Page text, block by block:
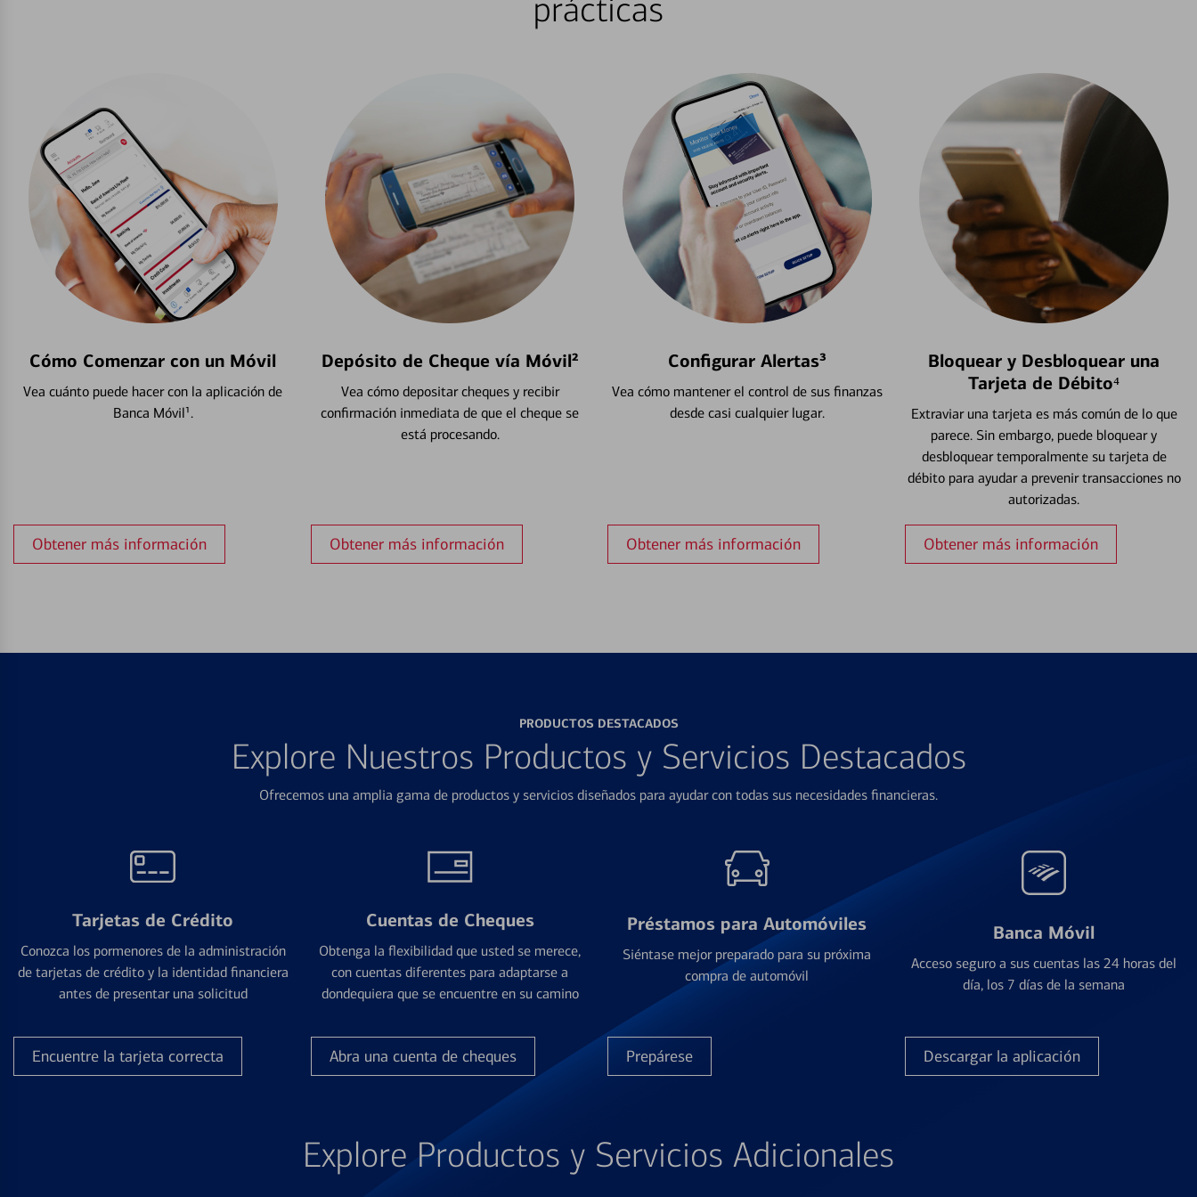
prácticas
Cómo Comenzar con un Móvil
Vea cuánto puede hacer con la aplicación de
Banca Móvil¹.
Obtener más información
Depósito de Cheque vía Móvil²
Vea cómo depositar cheques y recibir
confirmación inmediata de que el cheque se
está procesando.
Obtener más información
Configurar Alertas³
Vea cómo mantener el control de sus finanzas
desde casi cualquier lugar.
Obtener más información
Bloquear y Desbloquear una
Tarjeta de Débito⁴
Extraviar una tarjeta es más común de lo que
parece. Sin embargo, puede bloquear y
desbloquear temporalmente su tarjeta de
débito para ayudar a prevenir transacciones no
autorizadas.
Obtener más información
PRODUCTOS DESTACADOS
Explore Nuestros Productos y Servicios Destacados
Ofrecemos una amplia gama de productos y servicios diseñados para ayudar con todas sus necesidades financieras.
Tarjetas de Crédito
Conozca los pormenores de la administración
de tarjetas de crédito y la identidad financiera
antes de presentar una solicitud
Encuentre la tarjeta correcta
Cuentas de Cheques
Obtenga la flexibilidad que usted se merece,
con cuentas diferentes para adaptarse a
dondequiera que se encuentre en su camino
Abra una cuenta de cheques
Préstamos para Automóviles
Siéntase mejor preparado para su próxima
compra de automóvil
Prepárese
Banca Móvil
Acceso seguro a sus cuentas las 24 horas del
día, los 7 días de la semana
Descargar la aplicación
Explore Productos y Servicios Adicionales